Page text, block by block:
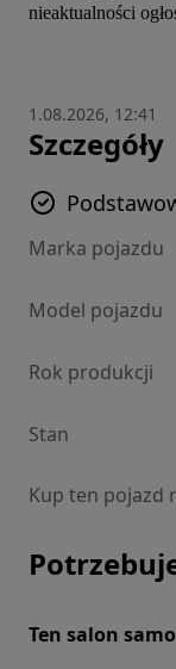
nieaktualności
1.08.2026, 12:41
Szczegóły
Marka pojazdu
Model pojazdu
Rok produkcji
Stan
Kup ten pojazd
Ten salon